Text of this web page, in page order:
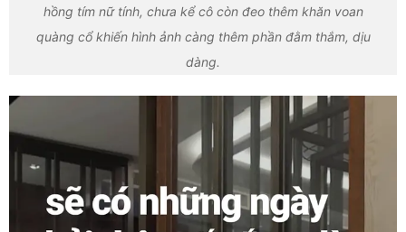
hồng tím nữ tính, chưa kể cô còn đeo thêm khăn voan
quàng cổ khiến hình ảnh càng thêm phần đằm thắm, dịu
dàng.